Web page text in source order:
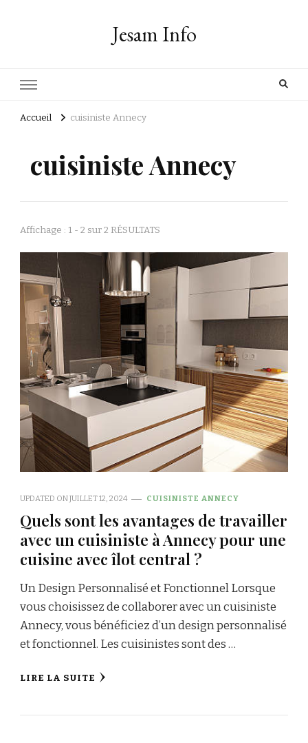
Jesam Info
Accueil cuisiniste Annecy
cuisiniste Annecy
Affichage : 1 - 2 sur 2 RÉSULTATS
UPDATED ONJUILLET 12, 2024 CUISINISTE ANNECY
Quels sont les avantages de travailler
avec un cuisiniste à Annecy pour une
cuisine avec îlot central ?
Un Design Personnalisé et Fonctionnel Lorsque
vous choisissez de collaborer avec un cuisiniste
Annecy, vous bénéficiez d’un design personnalisé
et fonctionnel. Les cuisinistes sont des …
LIRE LA SUITE